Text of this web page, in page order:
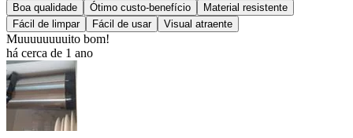
Boa qualidade Ótimo custo-benefício
Material resistente
Fácil de limpar
Fácil de usar Visual atraente
Muuuuuuuuito bom!
há cerca de 1 ano